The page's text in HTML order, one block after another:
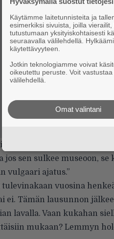
mausoleumiin
jos sen sulkee museoon, se
vulgaari ajatus.”
vuosina
ei. Tämän lausunnon
lavalla. Vaan kukahan
mukaan? Lemmyn
Käytämme laitetunnisteita ja
esimerkiksi sivuista, joilla
tutustumaan yksityiskohtaisesti
seuraavalla välilehdellä.
käytettävyyteen.
Jotkin teknologiamme voivat
oikeutettu peruste. Voit
välilehdellä.
Omat valintani